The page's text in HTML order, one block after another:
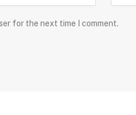
for the next time I comment.